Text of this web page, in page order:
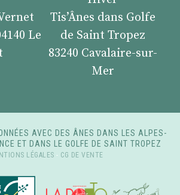
Le
Tis’Ânes dans Golfe
de Saint Tropez
83240 Cavalaire-sur-
Mer
AVEC DES ÂNES DANS LES ALPES-
ET DANS LE GOLFE DE SAINT TROPEZ
LÉGALES - CG DE VENTE